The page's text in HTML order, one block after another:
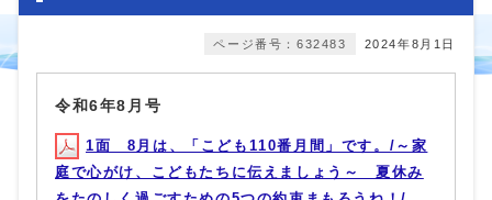
2024年8月1日
ページ番号：632483
令和6年8月号
1面 8月は、「こども110番月間」です。/～家
庭で心がけ、こどもたちに伝えましょう～ 夏休み